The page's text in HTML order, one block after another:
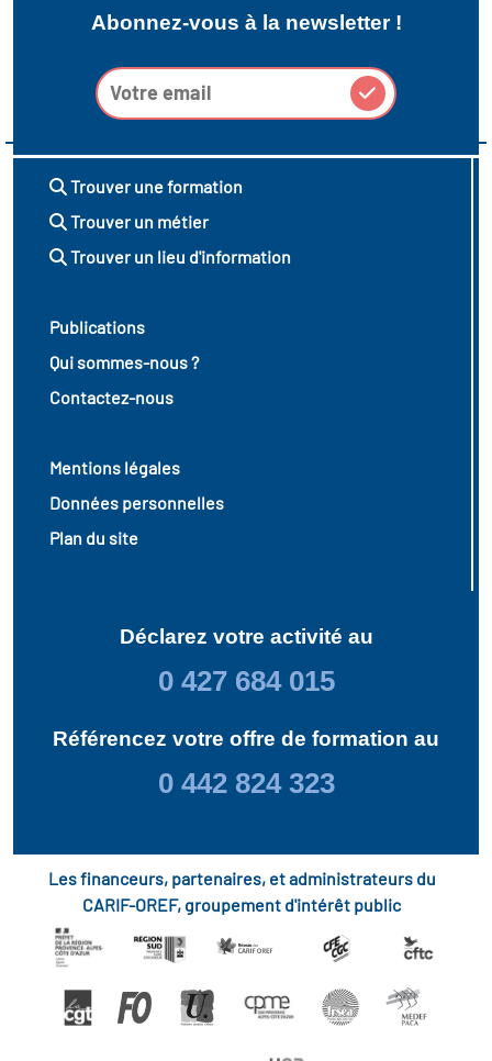
emploi-formation
des transitions
de construction)
des secteurs
construction)
Abonnez-vous à la newsletter !
Trouver une formation
Trouver un métier
Trouver un lieu d'information
Publications
Qui sommes-nous ?
Contactez-nous
Mentions légales
Données personnelles
Plan du site
Déclarez votre activité au
0 427 684 015
Référencez votre offre de formation au
0 442 824 323
Les financeurs, partenaires, et administrateurs du
CARIF-OREF, groupement d'intérêt public